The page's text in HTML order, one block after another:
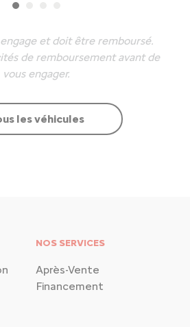
et doit être remboursé.
de remboursement avant de
vous engager.
les véhicules
NOS SERVICES
Après-Vente
Financement